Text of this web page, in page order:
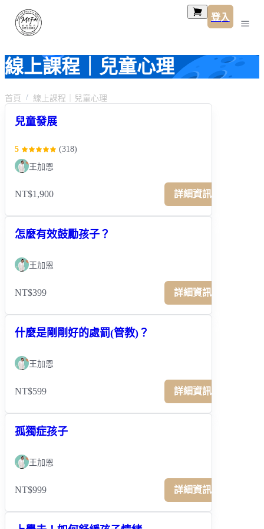
登入
線上課程｜兒童心理
首頁 線上課程｜兒童心理
兒童發展
5 (318)
王加恩
NT$1,900 詳細資訊
怎麼有效鼓勵孩子？
王加恩
NT$399 詳細資訊
什麼是剛剛好的處罰(管教)？
王加恩
NT$599 詳細資訊
孤獨症孩子
王加恩
NT$999 詳細資訊